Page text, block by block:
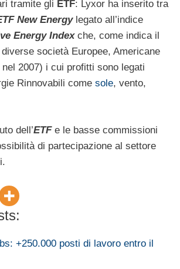
tramite gli ETF: Lyxor ha inserito tra
New Energylegato all’indice
Energy Indexche, come indica il
società Europee, Americane
2007) i cui profitti sono legati
Rinnovabili come sole, vento,
dell’ETFe le basse commissioni
di partecipazione al settore
+250.000 posti di lavoro entro il